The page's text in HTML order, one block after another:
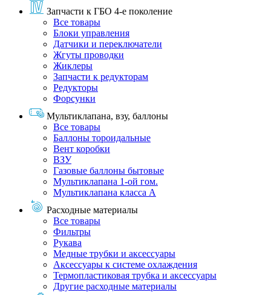
Запчасти к ГБО 4-е поколение
Все товары
Блоки управления
Датчики и переключатели
Жгуты проводки
Жиклеры
Запчасти к редукторам
Редукторы
Форсунки
Мультиклапана, взу, баллоны
Все товары
Баллоны тороидальные
Вент коробки
ВЗУ
Газовые баллоны бытовые
Мультиклапана 1-ой гом.
Мультиклапана класса А
Расходные материалы
Все товары
Фильтры
Рукава
Медные трубки и аксессуары
Аксессуары к системе охлаждения
Термопластиковая трубка и аксессуары
Другие расходные материалы